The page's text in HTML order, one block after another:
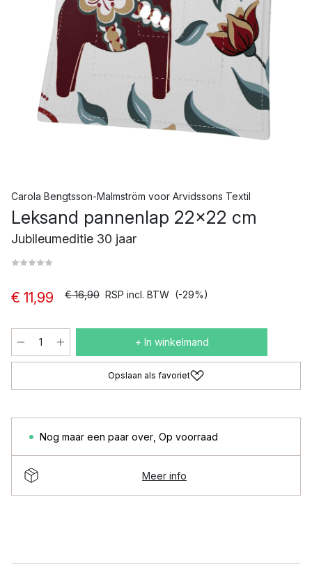
Carola Bengtsson-Malmström voor Arvidssons Textil
Leksand pannenlap 22x22 cm
Jubileumeditie 30 jaar
€ 11,99 € 16,90 RSP incl. BTW (-29%)
+ In winkelmand
Opslaan als favoriet
Nog maar een paar over Op voorraad
Meer info